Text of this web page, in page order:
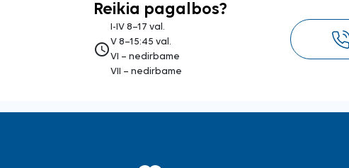
Reikia pagalbos?
access_time
I-IV 8–17 val.
V 8–15:45 val.
VI – nedirbame
VII – nedirbame